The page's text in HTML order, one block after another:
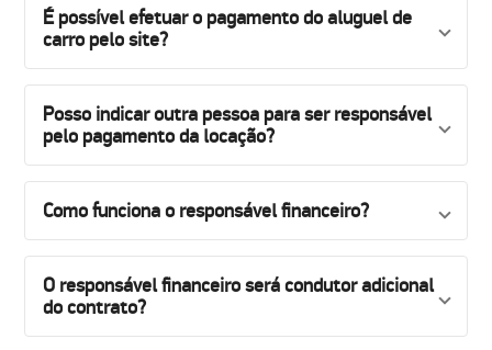
É possível efetuar o pagamento do aluguel de
carro pelo site?
Posso indicar outra pessoa para ser responsável
pelo pagamento da locação?
Como funciona o responsável financeiro?
O responsável financeiro será condutor adicional
do contrato?